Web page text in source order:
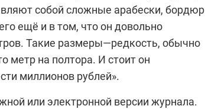
собой сложные арабески, бордюр
ещё и в том, что он довольно
Такие размеры—редкость, обычно
метр на полтора. И стоит он
миллионов рублей».
или электронной версии журнала.